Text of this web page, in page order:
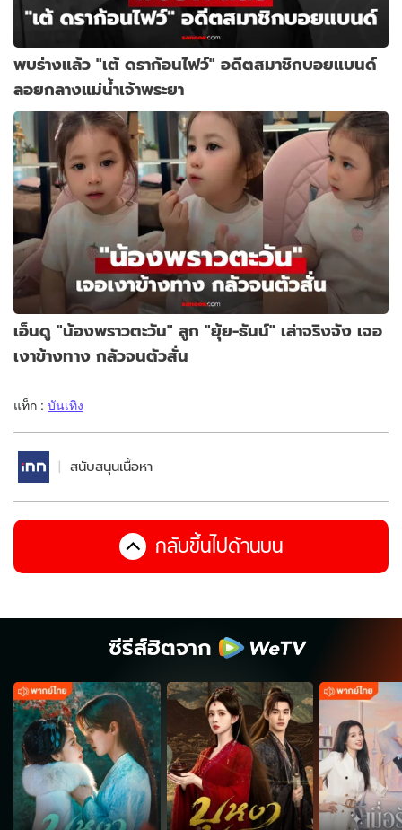
พบร่างแล้ว "เต้ ดราก้อนไฟว์" อดีตสมาชิกบอยแบนด์
ลอยกลางแม่น้ำเจ้าพระยา
เอ็นดู "น้องพราวตะวัน" ลูก "ยุ้ย-ธันน์" เล่าจริงจัง เจอ
เงาข้างทาง กลัวจนตัวสั่น
แท็ก : บันเทิง
สนับสนุนเนื้อหา
กลับขึ้นไปด้านบน
ซีรีส์ฮิตจาก